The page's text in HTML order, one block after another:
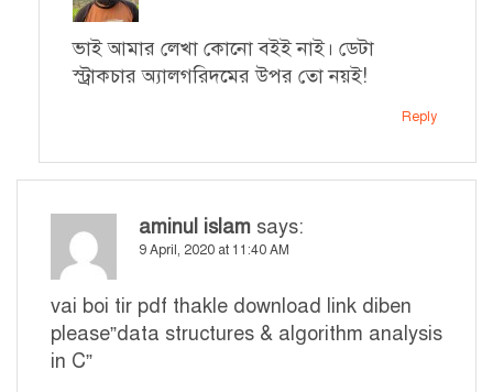
ভাই আমার লেখা কোনো বইই নাই। ডেটা
স্ট্রাকচার অ্যালগরিদমের উপর তো নয়ই!
Reply
aminul islam says:
9 April, 2020 at 11:40 AM
vai boi tir pdf thakle download link diben
please”data structures & algorithm analysis
in C”